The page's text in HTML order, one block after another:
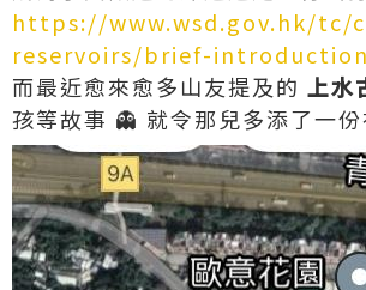
https://www.wsd.gov.hk/tc/
reservoirs/brief-
而最近愈來愈多山友提及的 上水
孩等故事 👻 就令那兒多添了一份